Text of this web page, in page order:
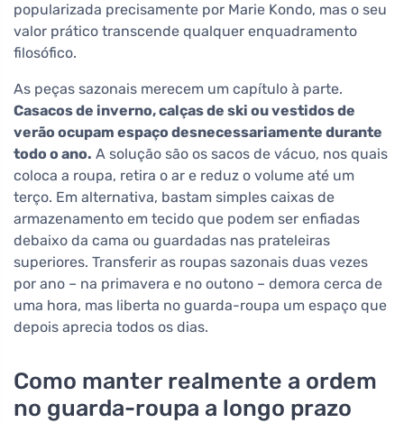
popularizada precisamente por Marie Kondo, mas o seu
valor prático transcende qualquer enquadramento
filosófico.
As peças sazonais merecem um capítulo à parte.
Casacos de inverno, calças de ski ou vestidos de
verão ocupam espaço desnecessariamente durante
todo o ano. A solução são os sacos de vácuo, nos quais
coloca a roupa, retira o ar e reduz o volume até um
terço. Em alternativa, bastam simples caixas de
armazenamento em tecido que podem ser enfiadas
debaixo da cama ou guardadas nas prateleiras
superiores. Transferir as roupas sazonais duas vezes
por ano – na primavera e no outono – demora cerca de
uma hora, mas liberta no guarda-roupa um espaço que
depois aprecia todos os dias.
Como manter realmente a ordem
no guarda-roupa a longo prazo